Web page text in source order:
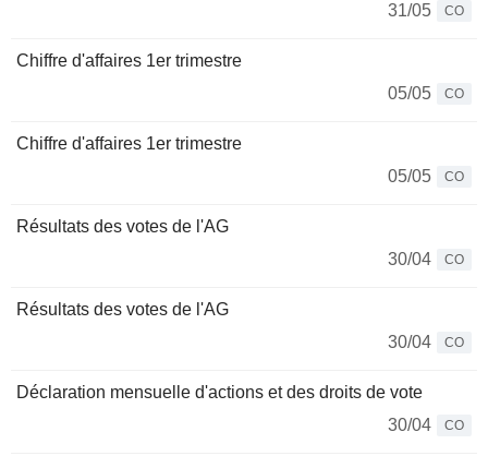
31/05
CO
Chiffre d'affaires 1er trimestre
05/05
CO
Chiffre d'affaires 1er trimestre
05/05
CO
Résultats des votes de l'AG
30/04
CO
Résultats des votes de l'AG
30/04
CO
Déclaration mensuelle d'actions et des droits de vote
30/04
CO